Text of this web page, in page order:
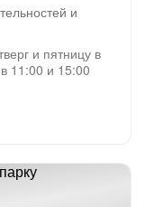
и
и пятницу в
11:00 и 15:00